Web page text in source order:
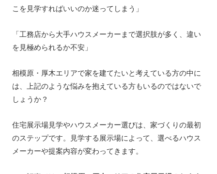
こを見学すればいいのか迷ってしまう」
「工務店から大手ハウスメーカーまで選択肢が多く、違い
を見極められるか不安」
相模原・厚木エリアで家を建てたいと考えている方の中に
は、上記のような悩みを抱えている方もいるのではないで
しょうか？
住宅展示場見学やハウスメーカー選びは、家づくりの最初
のステップです。見学する展示場によって、選べるハウス
メーカーや提案内容が変わってきます。